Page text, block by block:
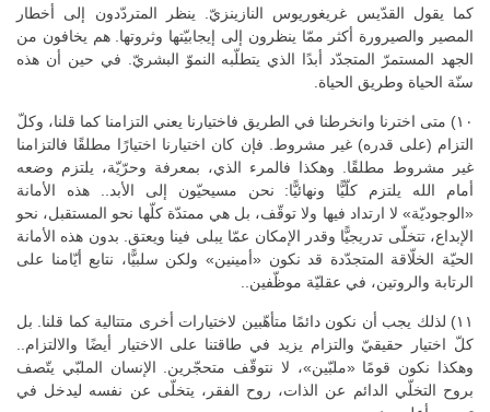
كما يقول القدّيس غريغوريوس النازينزيّ. ينظر المتردّدون إلى أخطار
المصير والصيرورة أكثر ممّا ينظرون إلى إيجابيّتها وثروتها. هم يخافون من
الجهد المستمرّ المتجدّد أبدًا الذي يتطلّبه النموّ البشريّ. في حين أن هذه
سنّة الحياة وطريق الحياة.
١٠) متى اخترنا وانخرطنا في الطريق فاختيارنا يعني التزامنا كما قلنا، وكلّ
التزام (على قدره) غير مشروط. فإن كان اختيارنا اختيارًا مطلقًا فالتزامنا
غير مشروط مطلقًا. وهكذا فالمرء الذي، بمعرفة وحرّيّة، يلتزم وضعه
أمام الله يلتزم كلّيًّا ونهائيًّا: نحن مسيحيّون إلى الأبد.. هذه الأمانة
«الوجوديّة» لا ارتداد فيها ولا توقّف، بل هي ممتدّة كلّها نحو المستقبل، نحو
الإبداع، تتخلّى تدريجيًّا وقدر الإمكان عمّا يبلى فينا ويعتق. بدون هذه الأمانة
الحيّة الخلّاقة المتجدّدة قد نكون «أمينين» ولكن سلبيًّا، نتابع أيّامنا على
الرتابة والروتين، في عقليّة موظّفين..
١١) لذلك يجب أن نكون دائمًا متأهّبين لاختيارات أخرى متتالية كما قلنا. بل
كلّ اختيار حقيقيّ والتزام يزيد في طاقتنا على الاختيار أيضًا والالتزام..
وهكذا نكون قومًا «ملبّين»، لا نتوقّف متحجّرين. الإنسان الملبّي يتّصف
بروح التخلّي الدائم عن الذات، روح الفقر، يتخلّى عن نفسه ليدخل في